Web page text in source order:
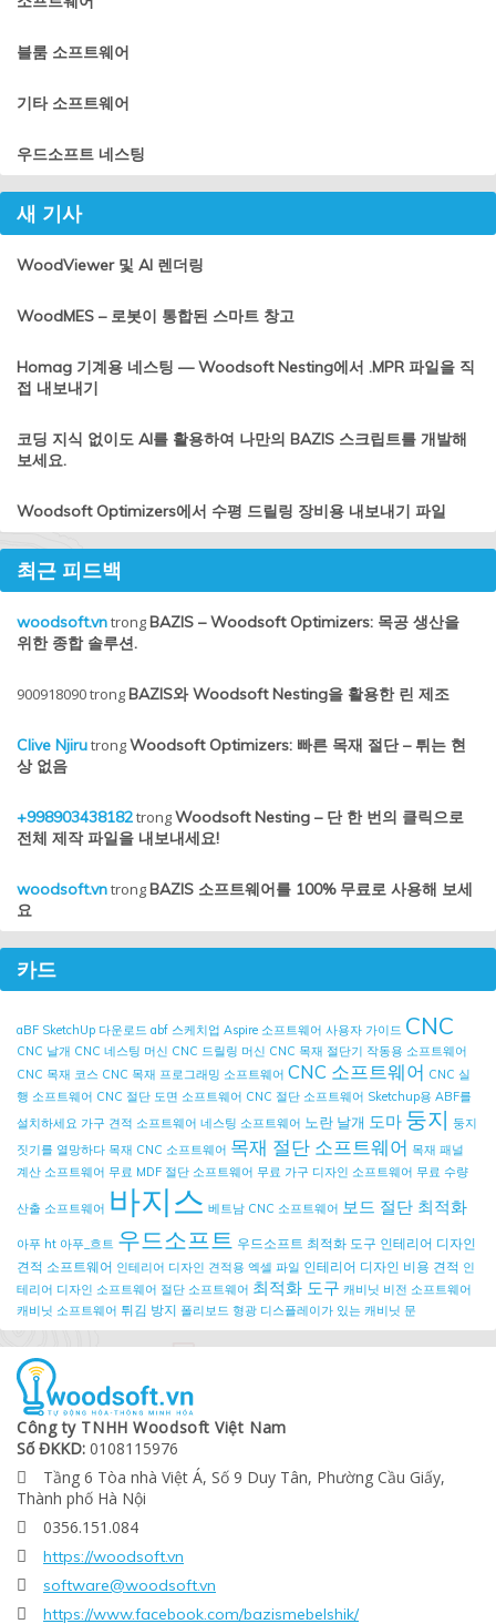
블룸 소프트웨어
기타 소프트웨어
우드소프트 네스팅
새 기사
WoodViewer 및 AI 렌더링
WoodMES – 로봇이 통합된 스마트 창고
Homag 기계용 네스팅 — Woodsoft Nesting에서 .MPR 파일을 직
접 내보내기
코딩 지식 없이도 AI를 활용하여 나만의 BAZIS 스크립트를 개발해
보세요.
Woodsoft Optimizers에서 수평 드릴링 장비용 내보내기 파일
최근 피드백
woodsoft.vntrongBAZIS – Woodsoft Optimizers: 목공 생산을
위한 종합 솔루션.
900918090trongBAZIS와 Woodsoft Nesting을 활용한 린 제조
Clive NjirutrongWoodsoft Optimizers: 빠른 목재 절단 – 튀는 현
상 없음
+998903438182trongWoodsoft Nesting – 단 한 번의 클릭으로
전체 제작 파일을 내보내세요!
woodsoft.vntrongBAZIS 소프트웨어를 100% 무료로 사용해 보세
요
카드
aBF SketchUp 다운로드 abf 스케치업 Aspire 소프트웨어 사용자 가이드 CNC
CNC 날개 CNC 네스팅 머신 CNC 드릴링 머신 CNC 목재 절단기 작동용 소프트웨어
CNC 목재 코스 CNC 목재 프로그래밍 소프트웨어 CNC 소프트웨어 CNC 실
행 소프트웨어 CNC 절단 도면 소프트웨어 CNC 절단 소프트웨어 Sketchup용 ABF를
설치하세요 가구 견적 소프트웨어 네스팅 소프트웨어 노란 날개 도마 둥지 둥지
짓기를 열망하다 목재 CNC 소프트웨어 목재 절단 소프트웨어 목재 패널
계산 소프트웨어 무료 MDF 절단 소프트웨어 무료 가구 디자인 소프트웨어 무료 수량
산출 소프트웨어 바지스 베트남 CNC 소프트웨어 보드 절단 최적화
아푸 ht 아푸_흐트 우드소프트 우드소프트 최적화 도구 인테리어 디자인
견적 소프트웨어 인테리어 디자인 견적용 엑셀 파일 인테리어 디자인 비용 견적 인
테리어 디자인 소프트웨어 절단 소프트웨어 최적화 도구 캐비닛 비전 소프트웨어
캐비닛 소프트웨어 튀김 방지 폴리보드 형광 디스플레이가 있는 캐비닛 문
Công ty TNHH Woodsoft Việt Nam
Số ĐKKD: 0108115976

Tầng 6 Tòa nhà Việt Á, Số 9 Duy Tân, Phường Cầu Giấy,
Thành phố Hà Nội
 0356.151.084
 https://woodsoft.vn
 software@woodsoft.vn
 https://www.facebook.com/bazismebelshik/